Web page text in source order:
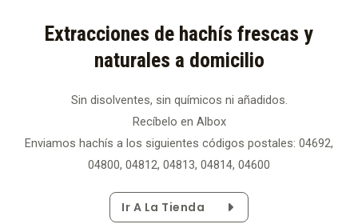
Extracciones de hachís frescas y
naturales a domicilio
Sin disolventes, sin químicos ni añadidos.
Recíbelo en Albox
Enviamos hachís a los siguientes códigos postales: 04692,
04800, 04812, 04813, 04814, 04600
Ir A La Tienda